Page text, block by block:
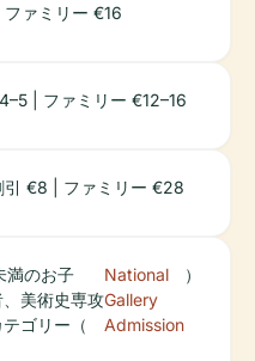
ァミリー €16
| ファミリー €12–16
引 €8 | ファミリー €28
満のお子
美術史専攻
ゴリー（
National
Gallery
Admission
）